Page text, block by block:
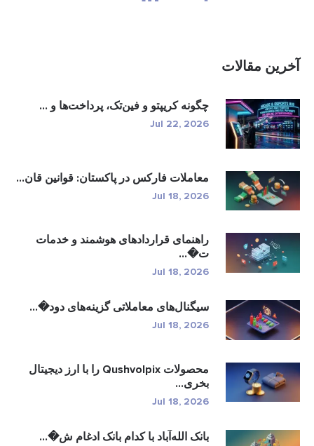
آخرین مقالات
چگونه کریپتو و فین‌تک، پرداخت‌ها و ...
Jul 22, 2026
معاملات فارکس در پاکستان: قوانین قان...
Jul 18, 2026
راهنمای قراردادهای هوشمند و خدمات
ت�...
Jul 18, 2026
سیگنال‌های معاملاتی گزینه‌های دود�...
Jul 18, 2026
محصولات Qushvolpix را با ارز دیجیتال
بخری...
Jul 18, 2026
بانک الله‌آباد با کدام بانک ادغام ش�...